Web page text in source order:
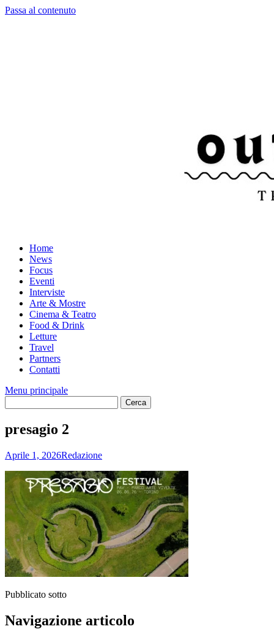
Passa al contenuto
Home
News
Focus
Eventi
Interviste
Arte & Mostre
Cinema & Teatro
Food & Drink
Letture
Travel
Partners
Contatti
Menu principale
presagio 2
Aprile 1, 2026Redazione
Pubblicato sotto
Navigazione articolo